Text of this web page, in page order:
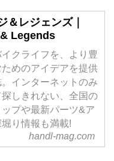
＆レジェンズ｜
Legends
クライフを、より豊
めのアイデアを提供
インターネットのみ
しきれない、全国の
プや最新パーツ&ア
り情報も満載!
handl-mag.com